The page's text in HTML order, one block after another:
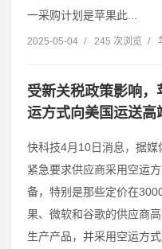
一采购计划是苹果此...
2025-05-04 / 245 次浏览 /
受新关税政策影响
运方式向美国运送高
快科技4月10日消息，据
紧急要求供应商采用空运
备，特别是那些定价在
果、微软和谷歌的供应商
生产产品，并采用空运方